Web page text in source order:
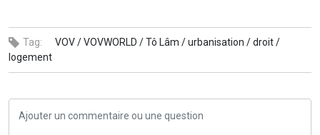
Tag: VOV /VOVWORLD /Tô Lâm /urbanisation /droit /
logement